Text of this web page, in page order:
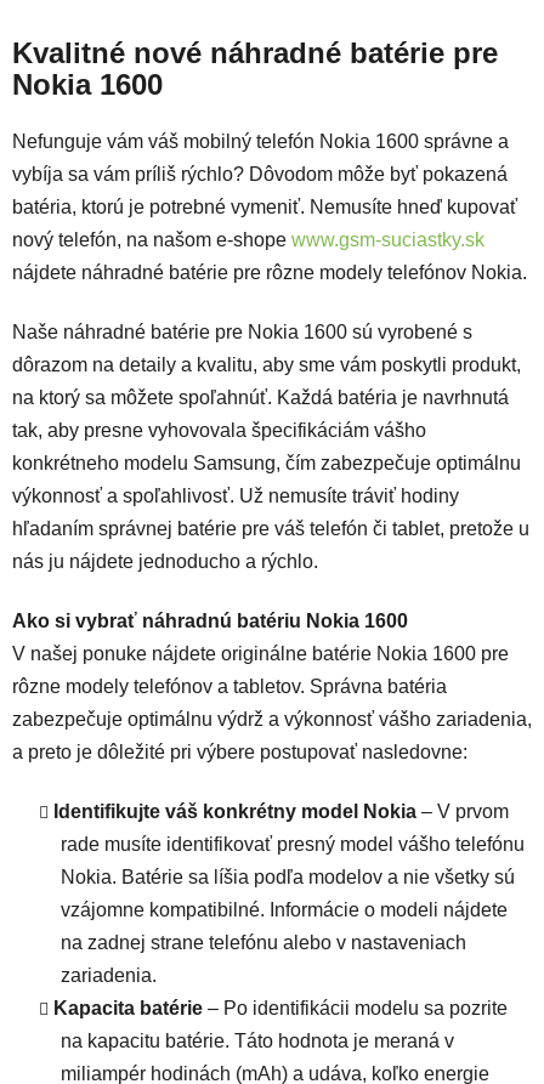
Kvalitné nové náhradné batérie pre
Nokia 1600
Nefunguje vám váš mobilný telefón Nokia 1600 správne a
vybíja sa vám príliš rýchlo? Dôvodom môže byť pokazená
batéria, ktorú je potrebné vymeniť. Nemusíte hneď kupovať
nový telefón, na našom e-shope www.gsm-suciastky.sk
nájdete náhradné batérie pre rôzne modely telefónov Nokia.
Naše náhradné batérie pre Nokia 1600 sú vyrobené s
dôrazom na detaily a kvalitu, aby sme vám poskytli produkt,
na ktorý sa môžete spoľahnúť. Každá batéria je navrhnutá
tak, aby presne vyhovovala špecifikáciám vášho
konkrétneho modelu Samsung, čím zabezpečuje optimálnu
výkonnosť a spoľahlivosť. Už nemusíte tráviť hodiny
hľadaním správnej batérie pre váš telefón či tablet, pretože u
nás ju nájdete jednoducho a rýchlo.
Ako si vybrať náhradnú batériu Nokia 1600
V našej ponuke nájdete originálne batérie Nokia 1600 pre
rôzne modely telefónov a tabletov. Správna batéria
zabezpečuje optimálnu výdrž a výkonnosť vášho zariadenia,
a preto je dôležité pri výbere postupovať nasledovne:
Identifikujte váš konkrétny model Nokia – V prvom
rade musíte identifikovať presný model vášho telefónu
Nokia. Batérie sa líšia podľa modelov a nie všetky sú
vzájomne kompatibilné. Informácie o modeli nájdete
na zadnej strane telefónu alebo v nastaveniach
zariadenia.
Kapacita batérie – Po identifikácii modelu sa pozrite
na kapacitu batérie. Táto hodnota je meraná v
miliampér hodinách (mAh) a udáva, koľko energie